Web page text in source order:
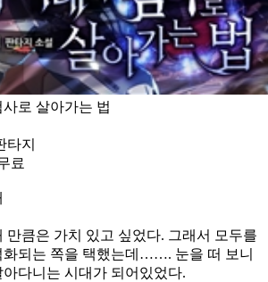
로 살아가는 법
타지
료
만큼은 가치 있고 싶었다. 그래서 모두를
화되는 쪽을 택했는데……. 눈을 떠 보니
다니는 시대가 되어있었다.